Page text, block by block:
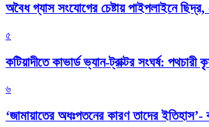
অবৈধ গ্যাস সংযোগের চেষ্টায় পাইপলাইনে
৫
কটিয়াদীতে কাভার্ড ভ্যান-ট্রাক্টর সংঘর্ষ: পথচারী
৬
‘জামায়াতের অধঃপতনের কারণ তাদের ইতিহাস’-